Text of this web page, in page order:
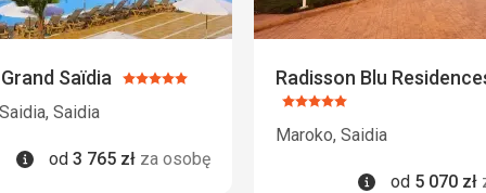
za
Wyżywienie
Zakwaterowanie
Duże
Personel
Saïdia Ocena:
Saidia
Informacje
od 3 765 zł za osobę
Radisson Blu
Ocena:
5/5
Maroko, Saidia
Informacje
od 5 070 zł